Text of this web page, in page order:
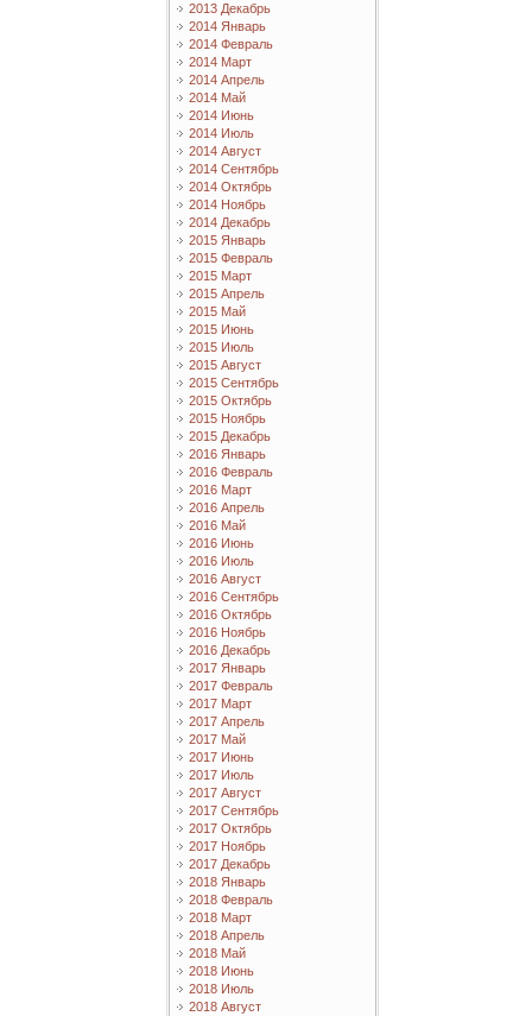
2013 Декабрь
2014 Январь
2014 Февраль
2014 Март
2014 Апрель
2014 Май
2014 Июнь
2014 Июль
2014 Август
2014 Сентябрь
2014 Октябрь
2014 Ноябрь
2014 Декабрь
2015 Январь
2015 Февраль
2015 Март
2015 Апрель
2015 Май
2015 Июнь
2015 Июль
2015 Август
2015 Сентябрь
2015 Октябрь
2015 Ноябрь
2015 Декабрь
2016 Январь
2016 Февраль
2016 Март
2016 Апрель
2016 Май
2016 Июнь
2016 Июль
2016 Август
2016 Сентябрь
2016 Октябрь
2016 Ноябрь
2016 Декабрь
2017 Январь
2017 Февраль
2017 Март
2017 Апрель
2017 Май
2017 Июнь
2017 Июль
2017 Август
2017 Сентябрь
2017 Октябрь
2017 Ноябрь
2017 Декабрь
2018 Январь
2018 Февраль
2018 Март
2018 Апрель
2018 Май
2018 Июнь
2018 Июль
2018 Август